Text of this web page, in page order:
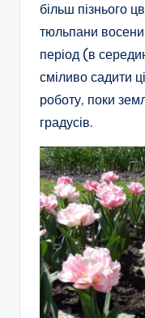
більш пізнього
тюльпани
період (в
сміливо садити
роботу, поки
градусів.